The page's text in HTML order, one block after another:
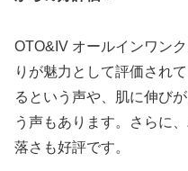
OTO&IV オールインワン
りが魅力として評価され
るという声や、肌に伸び
う声もあります。さらに
落さも好評です。